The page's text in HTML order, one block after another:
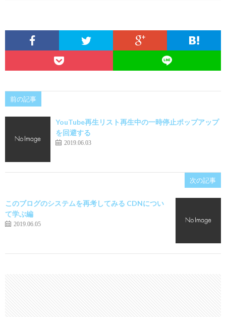
前の記事
YouTube再生リスト再生中の一時停止ポップアップ
を回避する
2019.06.03
次の記事
このブログのシステムを再考してみる CDNについ
て学ぶ編
2019.06.05